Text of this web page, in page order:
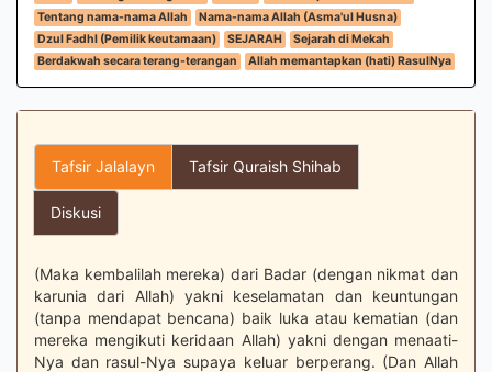
Tentang nama-nama Allah
Nama-nama Allah (Asma'ul Husna)
Dzul Fadhl (Pemilik keutamaan)
SEJARAH
Sejarah di Mekah
Berdakwah secara terang-terangan
Allah memantapkan (hati) RasulNya
Tafsir Jalalayn Tafsir Quraish Shihab
Diskusi
(Maka kembalilah mereka) dari Badar (dengan nikmat dan
karunia dari Allah) yakni keselamatan dan keuntungan
(tanpa mendapat bencana) baik luka atau kematian (dan
mereka mengikuti keridaan Allah) yakni dengan menaati-
Nya dan rasul-Nya supaya keluar berperang. (Dan Allah